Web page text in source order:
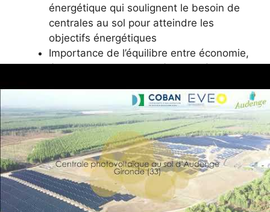
énergétique qui soulignent le besoin de
centrales au sol pour atteindre les
objectifs énergétiques
Importance de l’équilibre entre économie,
Arguments
Députés tels que
Loïc Kervran
Limiter à
friches et
toitures pour
préserver
terres
Restrictions
législatives
possibles